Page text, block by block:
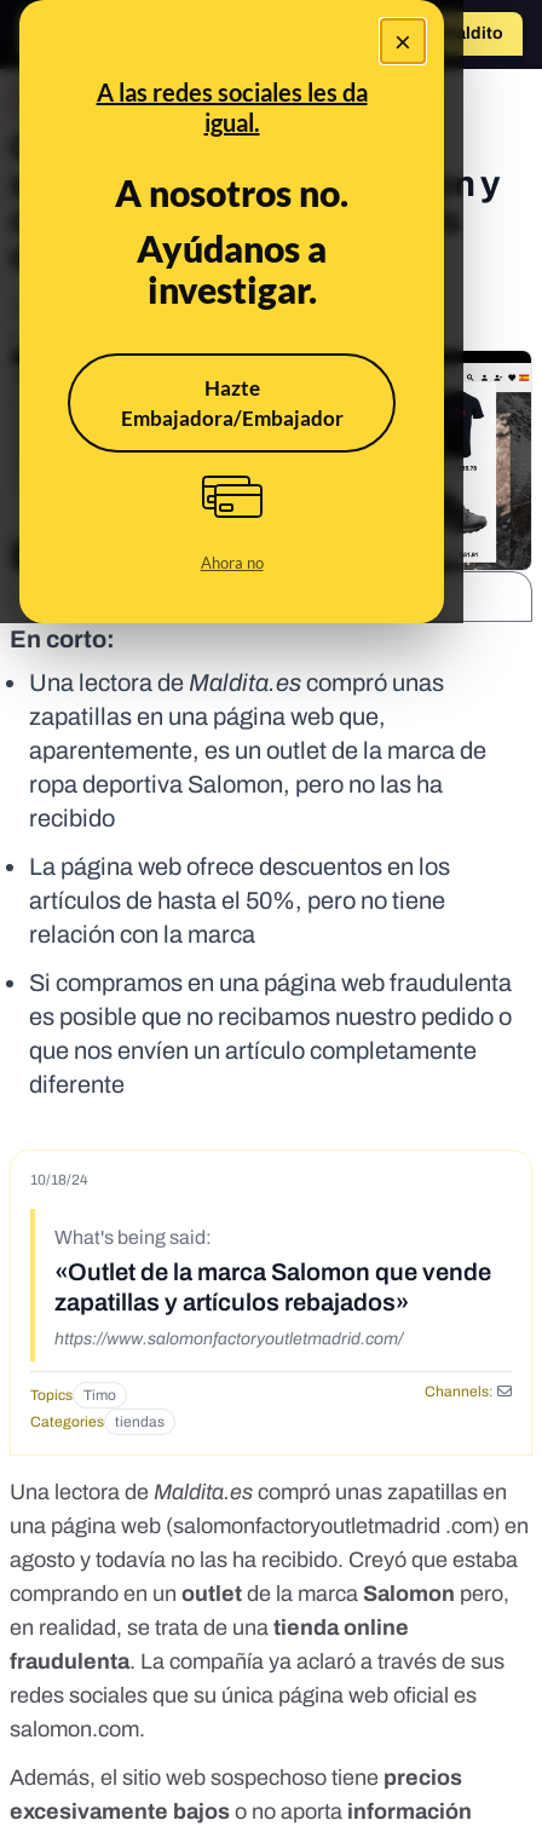
×
A las redes sociales les da
igual.
A nosotros no.
Ayúdanos a
investigar.
Hazte
Embajadora/Embajador
Ahora no
Hazte Maldito
Cuidado con la web que
suplanta a la marca Salomon y
ofrece zapatos con grandes
descuentos
En corto:
Una lectora de Maldita.escompró unas
zapatillas en una página web que,
aparentemente, es un outlet de la marca de
ropa deportiva Salomon, pero no las ha
recibido
La página web ofrece descuentos en los
artículos de hasta el 50%, pero no tiene
relación con la marca
Si compramos en una página web fraudulenta
es posible que no recibamos nuestro pedido o
que nos envíen un artículo completamente
diferente
10/18/24
What's being said:
«Outlet de la marca Salomon que vende
zapatillas y artículos rebajados»
https://www.salomonfactoryoutletmadrid.com/
Topics Timo
Channels:
Categories
tiendas
Una lectora de Maldita.es compró unas zapatillas en
una página web (salomonfactoryoutletmadrid .com) en
agosto y todavía no las ha recibido. Creyó que estaba
comprando en un outlet de la marca Salomon pero,
en realidad, se trata de una tienda online
fraudulenta. La compañía ya aclaró a través de sus
redes sociales que su única página web oficial es
salomon.com.
Además, el sitio web sospechoso tiene precios
excesivamente bajos o no aporta información